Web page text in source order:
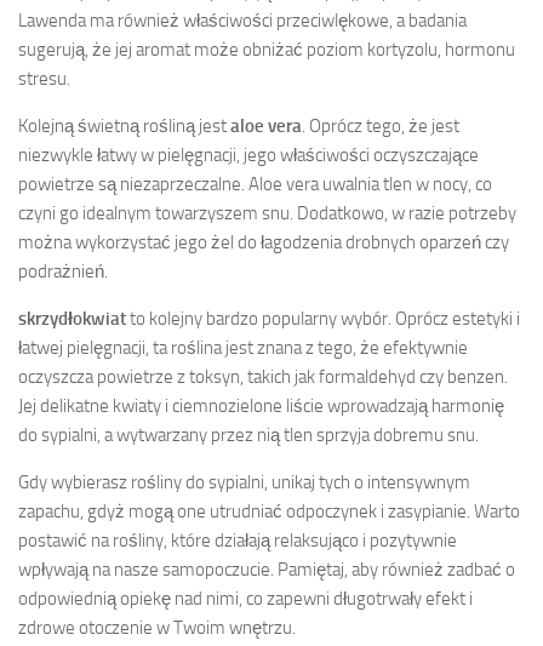
Lawenda ma również właściwości przeciwlękowe, a badania
sugerują, że jej aromat może obniżać poziom kortyzolu, hormonu
stresu.
Kolejną świetną rośliną jestaloe vera . Oprócz tego, że jest
niezwykle łatwy w pielęgnacji, jego właściwości oczyszczające
powietrze są niezaprzeczalne. Aloe vera uwalnia tlen w nocy, co
czyni go idealnym towarzyszem snu. Dodatkowo, w razie potrzeby
można wykorzystać jego żel do łagodzenia drobnych oparzeń czy
podrażnień.
skrzydłokwiatto kolejny bardzo popularny wybór. Oprócz estetyki i
łatwej pielęgnacji, ta roślina jest znana z tego, że efektywnie
oczyszcza powietrze z toksyn, takich jak formaldehyd czy benzen.
Jej delikatne kwiaty i ciemnozielone liście wprowadzają harmonię
do sypialni, a wytwarzany przez nią tlen sprzyja dobremu snu.
Gdy wybierasz rośliny do sypialni, unikaj tych o intensywnym
zapachu, gdyż mogą one utrudniać odpoczynek i zasypianie. Warto
postawić na rośliny, które działają relaksująco i pozytywnie
wpływają na nasze samopoczucie. Pamiętaj, aby również zadbać o
odpowiednią opiekę nad nimi, co zapewni długotrwały efekt i
zdrowe otoczenie w Twoim wnętrzu.